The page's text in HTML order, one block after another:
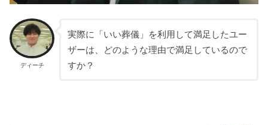
ディーチ
実際に「いい葬儀」を利用して満足したユー
ザーは、どのような理由で満足しているので
すか？